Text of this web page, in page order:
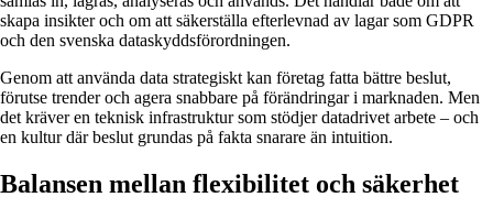
skapa insikter och om att säkerställa efterlevnad av lagar som GDPR
och den svenska dataskyddsförordningen.
Genom att använda data strategiskt kan företag fatta bättre beslut,
förutse trender och agera snabbare på förändringar i marknaden. Men
det kräver en teknisk infrastruktur som stödjer datadrivet arbete – och
en kultur där beslut grundas på fakta snarare än intuition.
Balansen mellan flexibilitet och säkerhet